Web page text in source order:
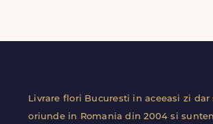
Livrare flori Bucuresti in aceeasi zi dar
oriunde in Romania din 2004 si